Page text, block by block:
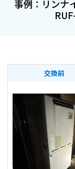
事例：リンナ
交換前